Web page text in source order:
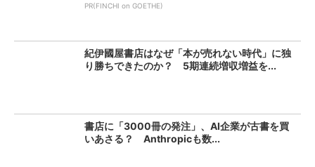
PR(FINCHI on GOETHE)
紀伊國屋書店はなぜ「本が売れない時代」に独
り勝ちできたのか？ 5期連続増収増益を...
書店に「3000冊の発注」、AI企業が古書を買
いあさる？ Anthropicも数...